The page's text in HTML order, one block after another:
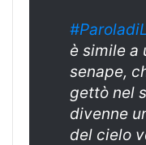
è simile a
senape,
gettò nel
divenne
del cielo